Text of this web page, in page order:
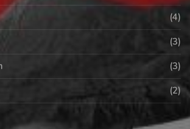
(4)
(3)
(3)
(2)